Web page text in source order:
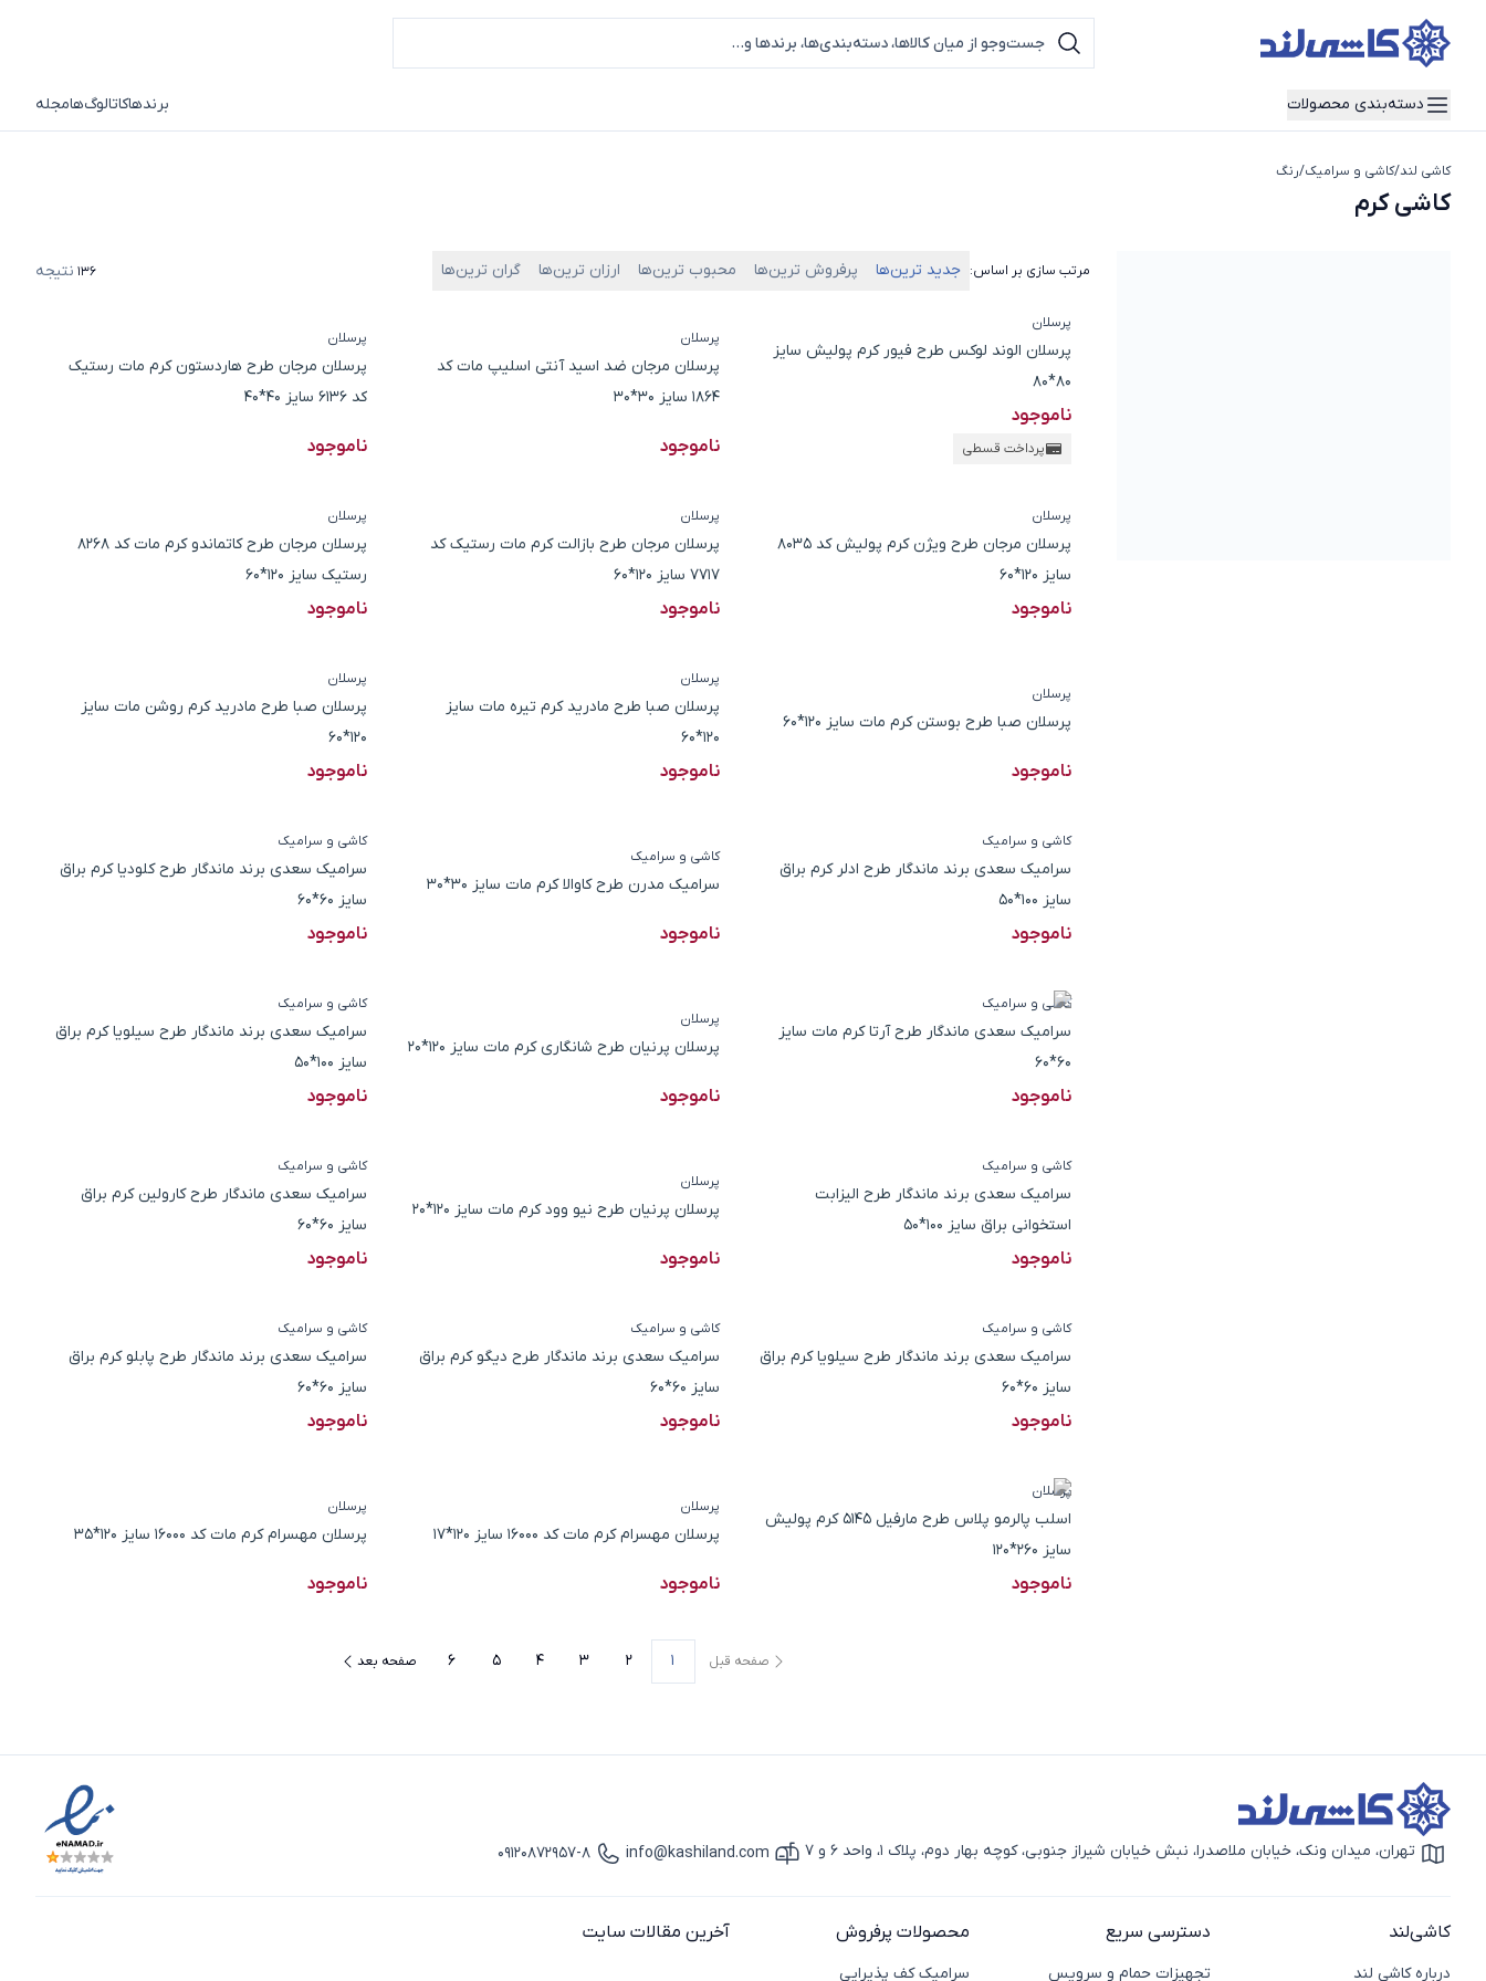
دسته‌بندی محصولات برندهاکاتالوگ‌هامجله
کاشی لند/کاشی و سرامیک/رنگ
کاشی کرم
مرتب سازی بر اساس: جدید ترین‌ها پرفروش ترین‌ها محبوب ترین‌ها ارزان ترین‌ها گران ترین‌ها 136 نتیجه
پرسلان
پرسلان الوند لوکس طرح فیور کرم پولیش سایز
80*80
ناموجود
پرداخت قسطی
پرسلان
پرسلان مرجان ضد اسید آنتی اسلیپ مات کد
1864 سایز 30*30
ناموجود
پرسلان
پرسلان مرجان طرح هاردستون کرم مات رستیک
کد 6136 سایز 40*40
ناموجود
پرسلان
پرسلان مرجان طرح ویژن کرم پولیش کد 8035
سایز 120*60
ناموجود
پرسلان
پرسلان مرجان طرح بازالت کرم مات رستیک کد
7717 سایز 120*60
ناموجود
پرسلان
پرسلان مرجان طرح کاتماندو کرم مات کد 8268
رستیک سایز 120*60
ناموجود
پرسلان
پرسلان صبا طرح بوستن کرم مات سایز 120*60
ناموجود
پرسلان
پرسلان صبا طرح مادرید کرم تیره مات سایز
120*60
ناموجود
پرسلان
پرسلان صبا طرح مادرید کرم روشن مات سایز
120*60
ناموجود
کاشی و سرامیک
سرامیک سعدی برند ماندگار طرح ادلر کرم براق
سایز 100*50
ناموجود
کاشی و سرامیک
سرامیک مدرن طرح کاوالا کرم مات سایز 30*30
ناموجود
کاشی و سرامیک
سرامیک سعدی برند ماندگار طرح کلودیا کرم براق
سایز 60*60
ناموجود
کاشی و سرامیک
سرامیک سعدی ماندگار طرح آرتا کرم مات سایز
60*60
ناموجود
پرسلان
پرسلان پرنیان طرح شانگاری کرم مات سایز 120*20
ناموجود
کاشی و سرامیک
سرامیک سعدی برند ماندگار طرح سیلویا کرم براق
سایز 100*50
ناموجود
کاشی و سرامیک
سرامیک سعدی برند ماندگار طرح الیزابت
استخوانی براق سایز 100*50
ناموجود
پرسلان
پرسلان پرنیان طرح نیو وود کرم مات سایز 120*20
ناموجود
کاشی و سرامیک
سرامیک سعدی ماندگار طرح کارولین کرم براق
سایز 60*60
ناموجود
کاشی و سرامیک
سرامیک سعدی برند ماندگار طرح سیلویا کرم براق
سایز 60*60
ناموجود
کاشی و سرامیک
سرامیک سعدی برند ماندگار طرح دیگو کرم براق
سایز 60*60
ناموجود
کاشی و سرامیک
سرامیک سعدی برند ماندگار طرح پابلو کرم براق
سایز 60*60
ناموجود
پرسلان
اسلب پالرمو پلاس طرح مارفیل 5145 کرم پولیش
سایز 260*120
ناموجود
پرسلان
پرسلان مهسرام کرم مات کد 16000 سایز 120*17
ناموجود
پرسلان
پرسلان مهسرام کرم مات کد 16000 سایز 120*35
ناموجود
صفحه قبل 1
2
3
4
5
6 صفحه بعد
آیکون نقشه
تهران، میدان ونک، خیابان ملاصدرا، نبش خیابان شیراز جنوبی، کوچه بهار دوم، پلاک 1، واحد 6 و 7
آیکون ایمیل
info@kashiland.com
آیکون تماس
09120872957-8
کاشی‌لند
درباره کاشی لند
دسترسی سریع
تجهیزات حمام و سرویس
محصولات پرفروش
سرامیک کف پذیرایی
آخرین مقالات سایت